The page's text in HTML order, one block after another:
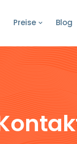
Preise Blog